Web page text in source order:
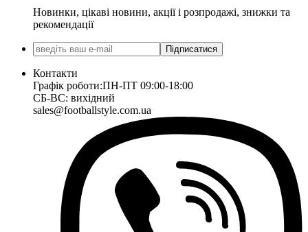
Новинки, цікаві новини, акції і розпродажі, знижки та
рекомендації
Підписатися
Контакти
Графік роботи:ПН-ПТ 09:00-18:00
СБ-ВС: вихідний
sales@footballstyle.com.ua